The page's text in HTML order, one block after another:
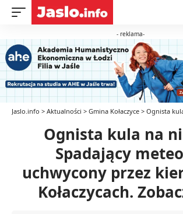
- reklama-
Jaslo.info > Aktualności > Gmina Kołaczyce > Ognista kula na niebie. Spadający
Ognista kula na
Spadający
uchwycony przez
Kołaczycach.